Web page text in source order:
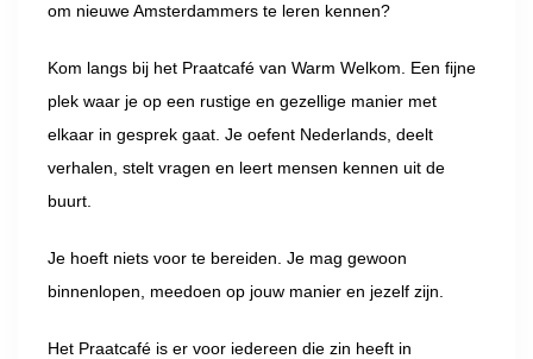
om nieuwe Amsterdammers te leren kennen?
Kom langs bij het Praatcafé van Warm Welkom. Een fijne
plek waar je op een rustige en gezellige manier met
elkaar in gesprek gaat. Je oefent Nederlands, deelt
verhalen, stelt vragen en leert mensen kennen uit de
buurt.
Je hoeft niets voor te bereiden. Je mag gewoon
binnenlopen, meedoen op jouw manier en jezelf zijn.
Het Praatcafé is er voor iedereen die zin heeft in